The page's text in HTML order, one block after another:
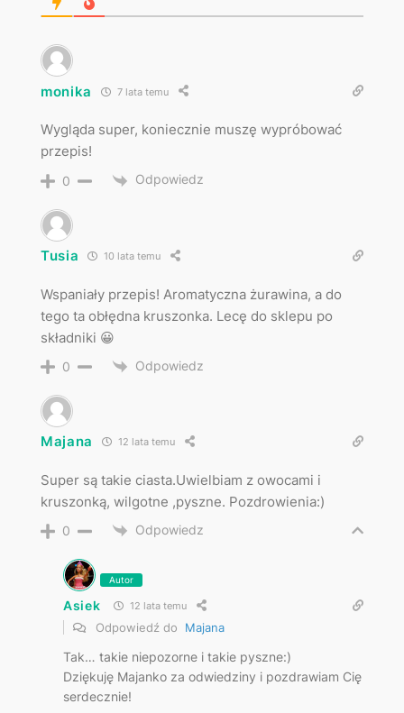
monika 7 lata temu
Wygląda super, koniecznie muszę wypróbować
przepis!
0 Odpowiedz
Tusia 10 lata temu
Wspaniały przepis! Aromatyczna żurawina, a do
tego ta obłędna kruszonka. Lecę do sklepu po
składniki 😀
0 Odpowiedz
Majana 12 lata temu
Super są takie ciasta.Uwielbiam z owocami i
kruszonką, wilgotne ,pyszne. Pozdrowienia:)
0 Odpowiedz
Autor
Asiek 12 lata temu
Odpowiedź do Majana
Tak… takie niepozorne i takie pyszne:)
Dziękuję Majanko za odwiedziny i pozdrawiam Cię
serdecznie!